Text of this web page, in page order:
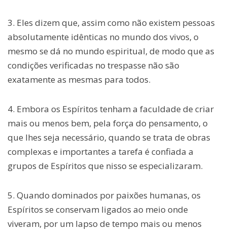
3. Eles dizem que, assim como não existem pessoas
absolutamente idênticas no mundo dos vivos, o
mesmo se dá no mundo espiritual, de modo que as
condições verificadas no trespasse não são
exatamente as mesmas para todos.
4. Embora os Espíritos tenham a faculdade de criar
mais ou menos bem, pela força do pensamento, o
que lhes seja necessário, quando se trata de obras
complexas e importantes a tarefa é confiada a
grupos de Espíritos que nisso se especializaram.
5. Quando dominados por paixões humanas, os
Espíritos se conservam ligados ao meio onde
viveram, por um lapso de tempo mais ou menos